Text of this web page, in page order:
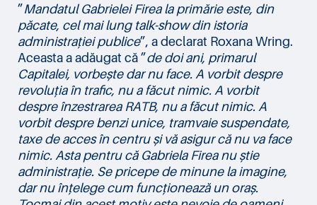
”Mandatul Gabrielei Firea la primărie este, din
păcate, cel mai lung talk-show din istoria
administrației publice”, a declarat Roxana Wring.
Aceasta a adăugat că ”de doi ani, primarul
Capitalei, vorbește dar nu face. A vorbit despre
revoluția în trafic, nu a făcut nimic. A vorbit
despre înzestrarea RATB, nu a făcut nimic. A
vorbit despre benzi unice, tramvaie suspendate,
taxe de acces în centru și vă asigur că nu va face
nimic. Asta pentru că Gabriela Firea nu știe
administrație. Se pricepe de minune la imagine,
dar nu înțelege cum funcționează un oraș.